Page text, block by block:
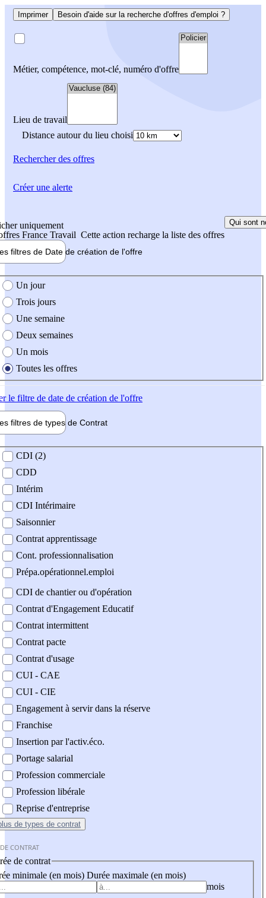
Imprimer Besoin d'aide sur la recherche d'offres d'emploi ?
Métier, compétence, mot-clé, numéro d'offre
Lieu de travail
Distance autour du lieu choisi
Rechercherdes offres
uniquement
France Travail Cette action recharge la liste des offres
Qui sont
filtres de Date de création de l'offre
création de l'offre
Un jour
Trois jours
Une semaine
Deux semaines
Un mois
Toutes les offres
le filtre de date de création de l'offre
filtres de types de Contrat
contrat
CDI (2)
CDD
Intérim
CDI Intérimaire
Saisonnier
Contrat apprentissage
Cont. professionnalisation
Prépa.opérationnel.emploi
CDI de chantier ou d'opération
Contrat d'Engagement Educatif
Contrat intermittent
Contrat pacte
Contrat d'usage
CUI - CAE
CUI - CIE
Engagement à servir dans la réserve
Franchise
Insertion par l'activ.éco.
Portage salarial
Profession commerciale
Profession libérale
Reprise d'entreprise
de types de contrat
CONTRAT
de contrat
minimale (en mois) Durée maximale (en mois)
mois
Créer une alerte